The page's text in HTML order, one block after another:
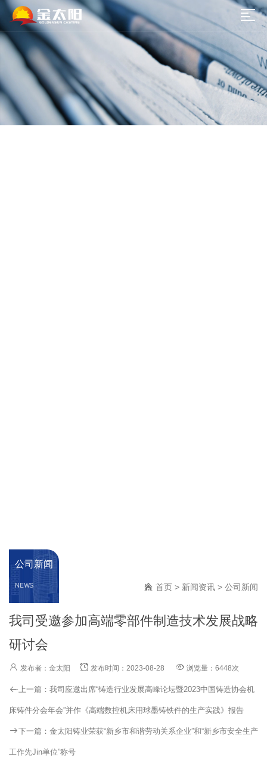
公司新闻
NEWS 首页 > 新闻资讯 > 公司新闻
我司受邀参加高端零部件制造技术发展战略
研讨会
发布者：金太阳 发布时间：2023-08-28 浏览量：6448次
上一篇： 我司应邀出席“铸造行业发展高峰论坛暨2023中国铸造协会机
床铸件分会年会”并作《高端数控机床用球墨铸铁件的生产实践》报告
下一篇： 金太阳铸业荣获“新乡市和谐劳动关系企业”和“新乡市安全生产
工作先Jin单位”称号